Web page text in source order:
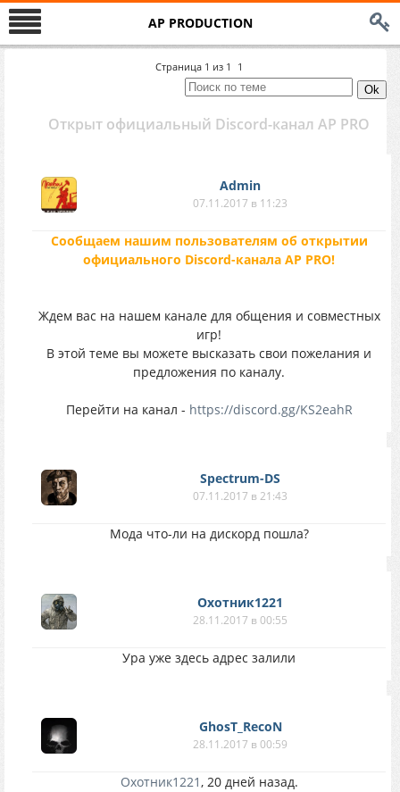
AP PRODUCTION
Страница 1 из 1 1
Открыт официальный Discord-канал AP PRO
Аdmin
07.11.2017 в 11:23
Сообщаем нашим пользователям об открытии
официального Discord-канала AP PRO!
Ждем вас на нашем канале для общения и совместных
игр!
В этой теме вы можете высказать свои пожелания и
предложения по каналу.
Перейти на канал - https://discord.gg/KS2eahR
Spectrum-DS
07.11.2017 в 21:43
Мода что-ли на дискорд пошла?
Охотник1221
28.11.2017 в 00:55
Ура уже здесь адрес залили
GhosT_RecoN
28.11.2017 в 00:59
Охотник1221, 20 дней назад.